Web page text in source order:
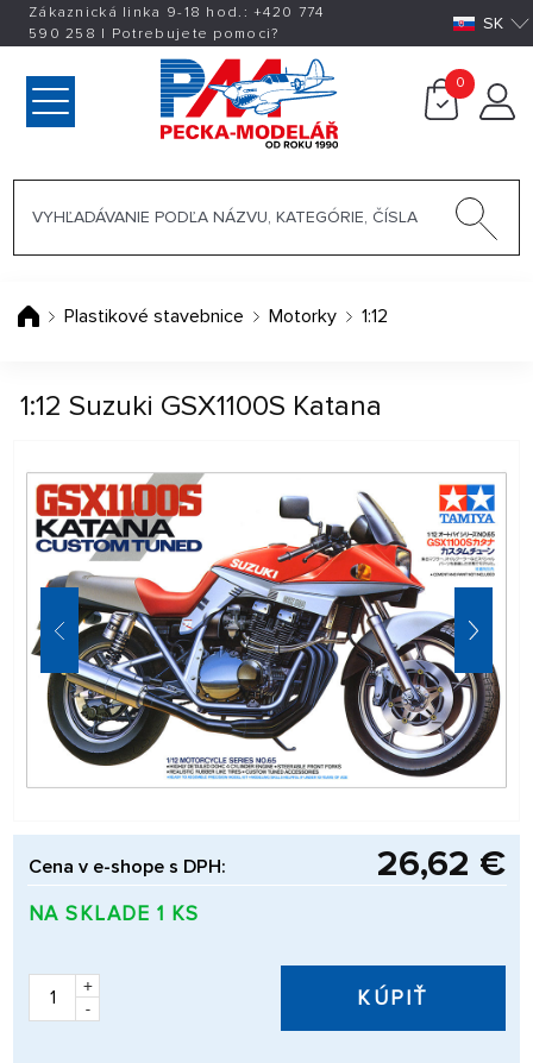
Zákaznická linka 9-18 hod.:+420 774
590 258 | Potrebujete pomoci? SK
0
Plastikové stavebnice Motorky 1:12
1:12 Suzuki GSX1100S Katana
Cena v e-shope s DPH: 26,62 €
NA SKLADE 1 KS
+
-
KÚPIŤ